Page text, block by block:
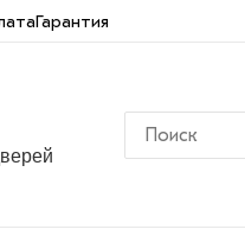
Гарантия